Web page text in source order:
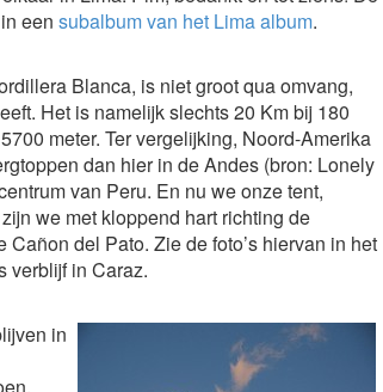
een subalbum van het Lima album.
Blanca, is niet groot qua omvang,
Het is namelijk slechts 20 Km bij 180
meter. Ter vergelijking, Noord-Amerika
dan hier in de Andes (bron: Lonely
van Peru. En nu we onze tent,
we met kloppend hart richting de
del Pato. Zie de foto’s hiervan in het
verblijf in Caraz.
in